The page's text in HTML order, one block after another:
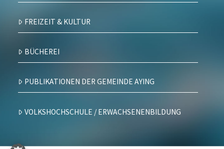
FREIZEIT & KULTUR
BÜCHEREI
PUBLIKATIONEN DER GEMEINDE AYING
VOLKSHOCHSCHULE / ERWACHSENENBILDUNG